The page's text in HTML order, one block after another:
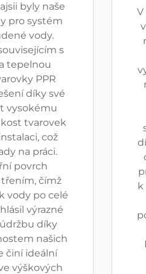
byly naše
pro systém
vody.
s
tepelnou
PPR
díky své
vysokému
tvarovek
což
na práci.
povrch
čímž
vody po celé
výrazné
díky
našich
činí ideální
výškových
k